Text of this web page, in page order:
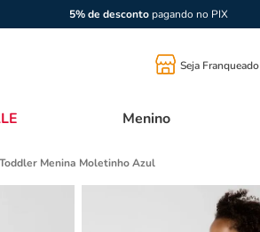
5% de descontopagando no PIX
Seja Franqueado
Menino
Menina Moletinho Azul